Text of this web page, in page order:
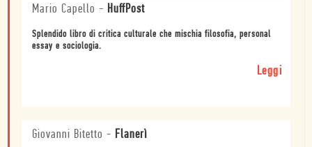
Mario Capello - HuffPost
Splendido libro di critica culturale che mischia filosofia, personal
essay e sociologia.
Leggi
Giovanni Bitetto - Flanerì